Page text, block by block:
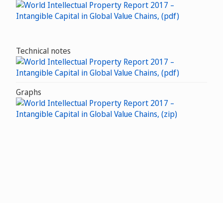
Technical notes
Graphs